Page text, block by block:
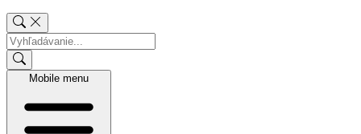
Mobile menu